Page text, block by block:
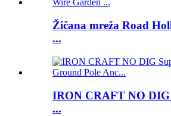
Žičana mreža Road
...
IRON CRAFT NO
...